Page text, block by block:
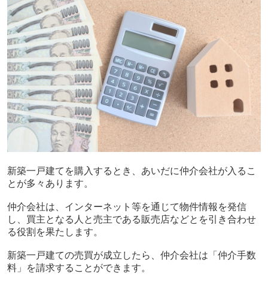
新築一戸建てを購入するとき、あいだに仲介会社が入るこ
とが多々あります。
仲介会社は、インターネット等を通じて物件情報を発信
し、買主となる人と売主である販売店などとを引き合わせ
る役割を果たします。
新築一戸建ての売買が成立したら、仲介会社は「仲介手数
料」を請求することができます。